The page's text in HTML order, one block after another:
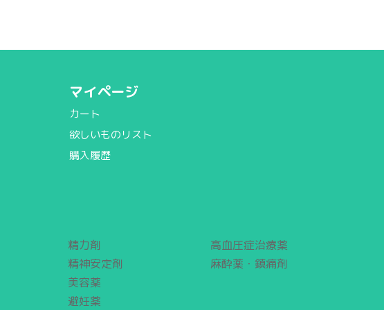
マイページ
カート
欲しいものリスト
購入履歴
精力剤
精神安定剤
美容薬
避妊薬
高血圧症治療薬
麻酔薬・鎮痛剤